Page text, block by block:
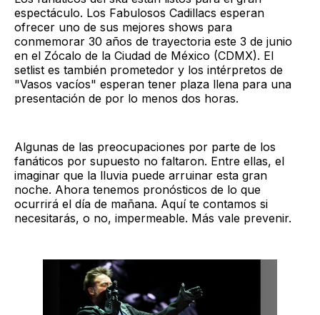
espectáculo. Los Fabulosos Cadillacs esperan
ofrecer uno de sus mejores shows para
conmemorar 30 años de trayectoria este 3 de junio
en el Zócalo de la Ciudad de México (CDMX). El
setlist es también prometedor y los intérpretos de
"Vasos vacíos" esperan tener plaza llena para una
presentación de por lo menos dos horas.
Algunas de las preocupaciones por parte de los
fanáticos por supuesto no faltaron. Entre ellas, el
imaginar que la lluvia puede arruinar esta gran
noche. Ahora tenemos pronósticos de lo que
ocurrirá el día de mañana. Aquí te contamos si
necesitarás, o no, impermeable. Más vale prevenir.